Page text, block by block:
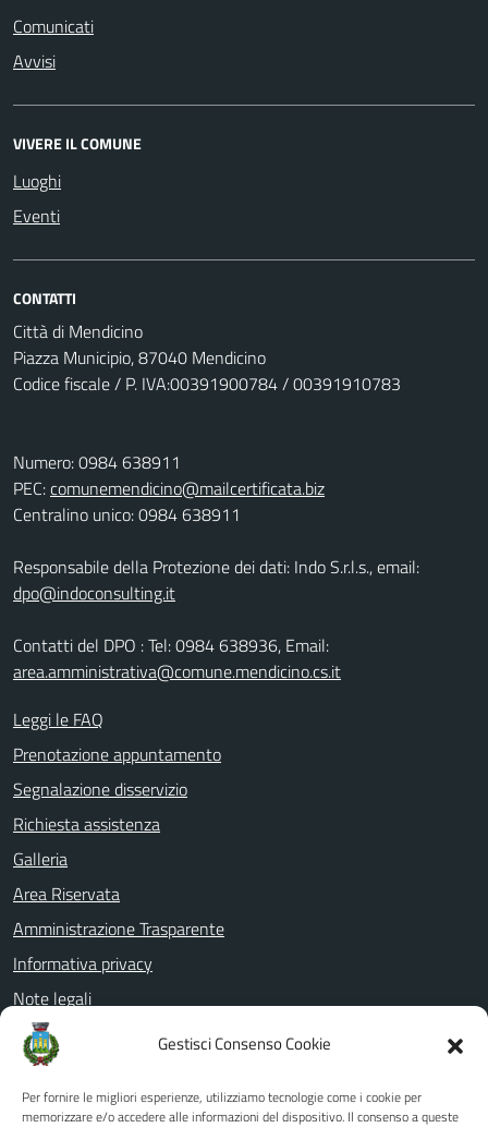
Gestisci Consenso Cookie
Per fornire le migliori esperienze, utilizziamo tecnologie come i cookie per
memorizzare e/o accedere alle informazioni del dispositivo. Il consenso a queste
Comunicati
Avvisi
VIVERE IL COMUNE
Luoghi
Eventi
CONTATTI
Città di Mendicino
Piazza Municipio, 87040 Mendicino
Codice fiscale / P. IVA:00391900784 / 00391910783
Numero: 0984 638911
PEC:comunemendicino@mailcertificata.biz
Centralino unico: 0984 638911
Responsabile della Protezione dei dati: Indo S.r.l.s., email:
dpo@indoconsulting.it
Contatti del DPO : Tel: 0984 638936, Email:
area.amministrativa@comune.mendicino.cs.it
Leggi le FAQ
Prenotazione appuntamento
Segnalazione disservizio
Richiesta assistenza
Galleria
Area Riservata
Amministrazione Trasparente
Informativa privacy
Note legali
Dichiarazione di accessibilità
Whistleblowing
PagoPa